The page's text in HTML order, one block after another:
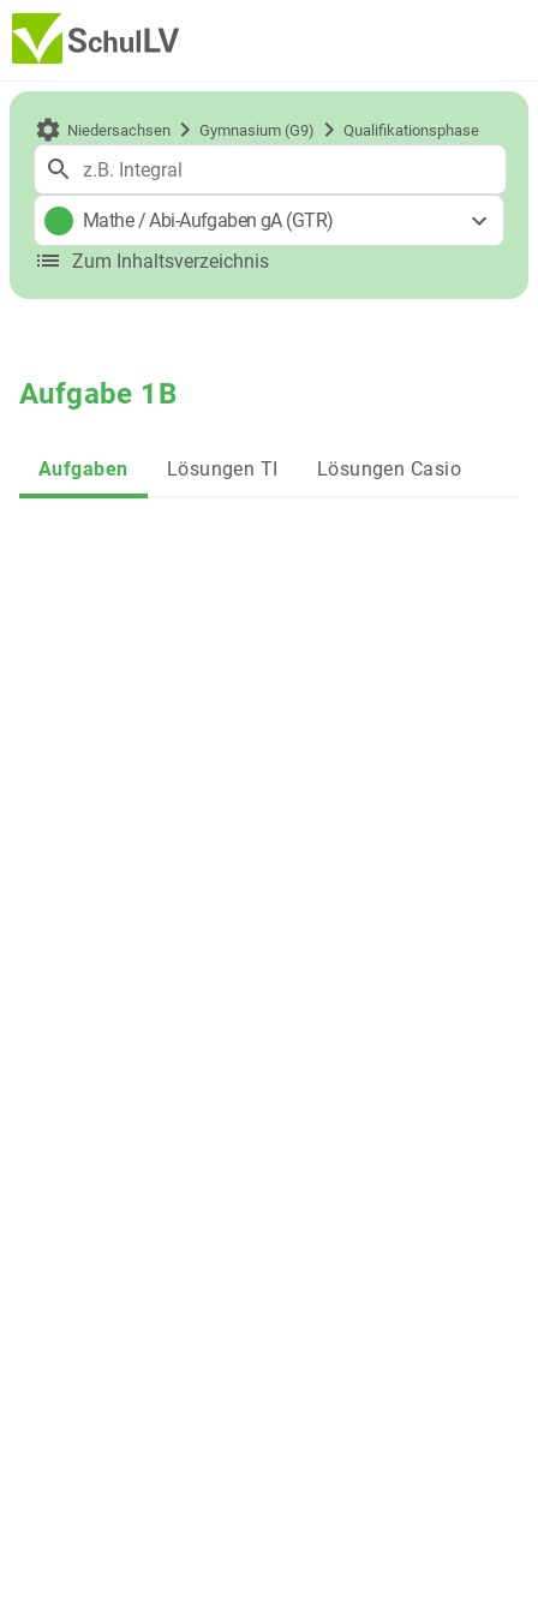
Niedersachsen Gymnasium (G9) Qualifikationsphase
Mathe/Abi-Aufgaben gA (GTR)
Zum Inhaltsverzeichnis
Aufgabe 1B
Aufgaben Lösungen TI Lösungen Casio